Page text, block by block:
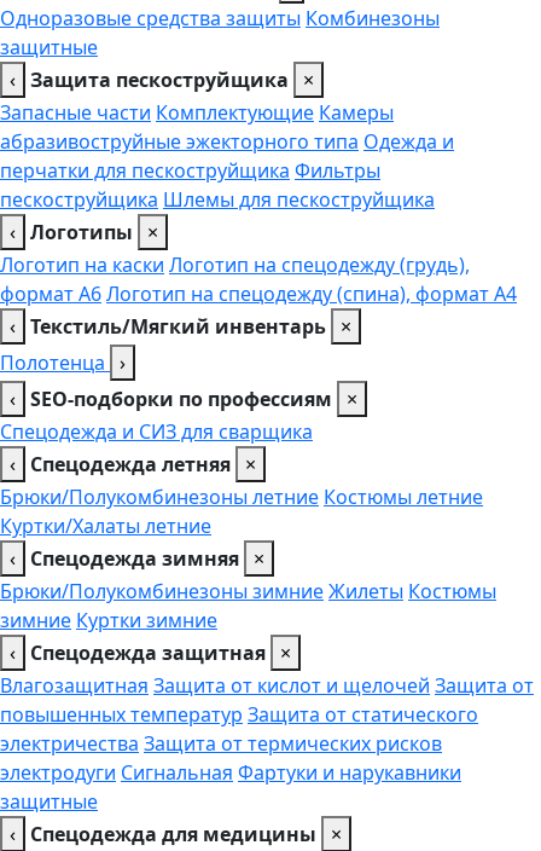
Одноразовые средства защиты Комбинезоны
защитные
‹ Защита пескоструйщика
×
Запасные части Комплектующие Камеры
абразивоструйные эжекторного типа Одежда и
перчатки для пескоструйщика Фильтры
пескоструйщика Шлемы для пескоструйщика
‹ Логотипы
×
Логотип на каски Логотип на спецодежду (грудь),
формат А6Логотип на спецодежду (спина), формат А4
‹ Текстиль/Мягкий инвентарь ×
Полотенца ›
‹ SEO-подборки по профессиям
×
Спецодежда и СИЗ для сварщика
‹ Спецодежда летняя ×
Брюки/Полукомбинезоны летние Костюмы летние
Куртки/Халаты летние
‹ Спецодежда зимняя ×
Брюки/Полукомбинезоны зимниеЖилеты Костюмы
зимние Куртки зимние
‹ Спецодежда защитная ×
Влагозащитная Защита от кислот и щелочей Защита от
повышенных температур Защита от статического
электричества Защита от термических рисков
электродуги Сигнальная Фартуки и нарукавники
защитные
‹ Спецодежда для медицины
×